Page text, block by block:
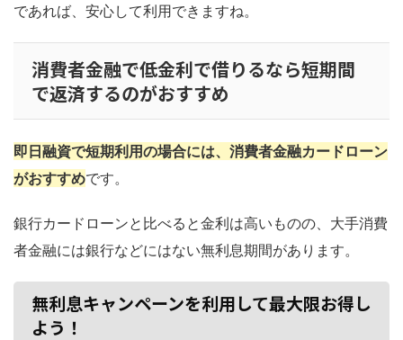
であれば、安心して利用できますね。
消費者金融で低金利で借りるなら短期間
で返済するのがおすすめ
即日融資で短期利用の場合には、消費者金融カードローン
がおすすめです。
銀行カードローンと比べると金利は高いものの、大手消費
者金融には銀行などにはない無利息期間があります。
無利息キャンペーンを利用して最大限お得し
よう！